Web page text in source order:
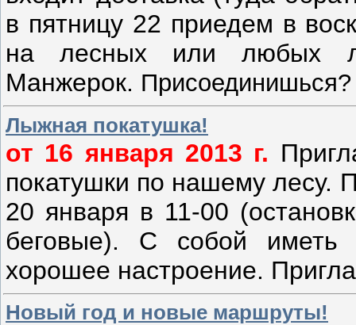
в пятницу 22 приедем в
на лесных или любых
Манжерок.
Лыжная покатушка!
от 16 января 2013 г.
покатушки по нашему лесу.
20 января в 11-00
беговые). С собой иметь
хорошее настроение.
Новый год и новые маршруты!